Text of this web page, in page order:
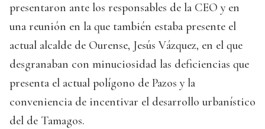
presentaron ante los responsables de la CEO y en
una reunión en la que también estaba presente el
actual alcalde de Ourense, Jesús Vázquez, en el que
desgranaban con minuciosidad las deficiencias que
presenta el actual polígono de Pazos y la
conveniencia de incentivar el desarrollo urbanístico
del de Tamagos.